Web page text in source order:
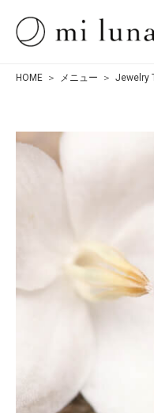
HOME メニュー Jewelry